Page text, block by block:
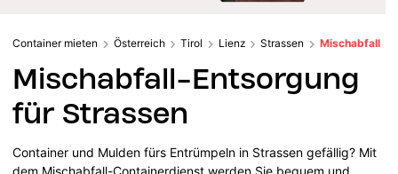
Container mieten Österreich Tirol Lienz Strassen Mischabfall
Mischabfall-Entsorgung
für Strassen
Container und Mulden fürs Entrümpeln in Strassen gefällig? Mit
dem Mischabfall-Containerdienst werden Sie bequem und